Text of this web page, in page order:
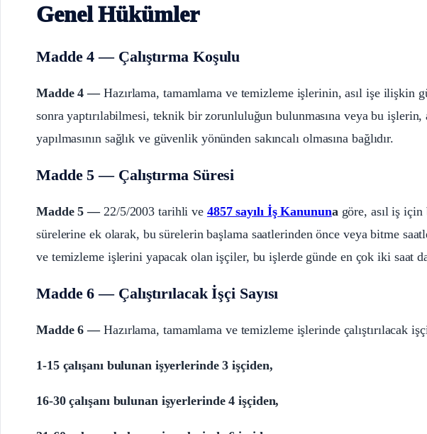
Genel Hükümler
Madde 4 — Çalıştırma Koşulu
Madde 4 — Hazırlama, tamamlama ve temizleme işlerinin, asıl işe ilişkin
sonra yaptırılabilmesi, teknik bir zorunluluğun bulunmasına veya bu işlerin,
yapılmasının sağlık ve güvenlik yönünden sakıncalı olmasına bağlıdır.
Madde 5 — Çalıştırma Süresi
Madde 5 — 22/5/2003 tarihli ve 4857 sayılı İş Kanununagöre, asıl iş için
sürelerine ek olarak, bu sürelerin başlama saatlerinden önce veya bitme
ve temizleme işlerini yapacak olan işçiler, bu işlerde günde en çok iki saat
Madde 6 — Çalıştırılacak İşçi Sayısı
Madde 6 — Hazırlama, tamamlama ve temizleme işlerinde çalıştırılacak
1-15 çalışanı bulunan işyerlerinde 3 işçiden,
16-30 çalışanı bulunan işyerlerinde 4 işçiden,